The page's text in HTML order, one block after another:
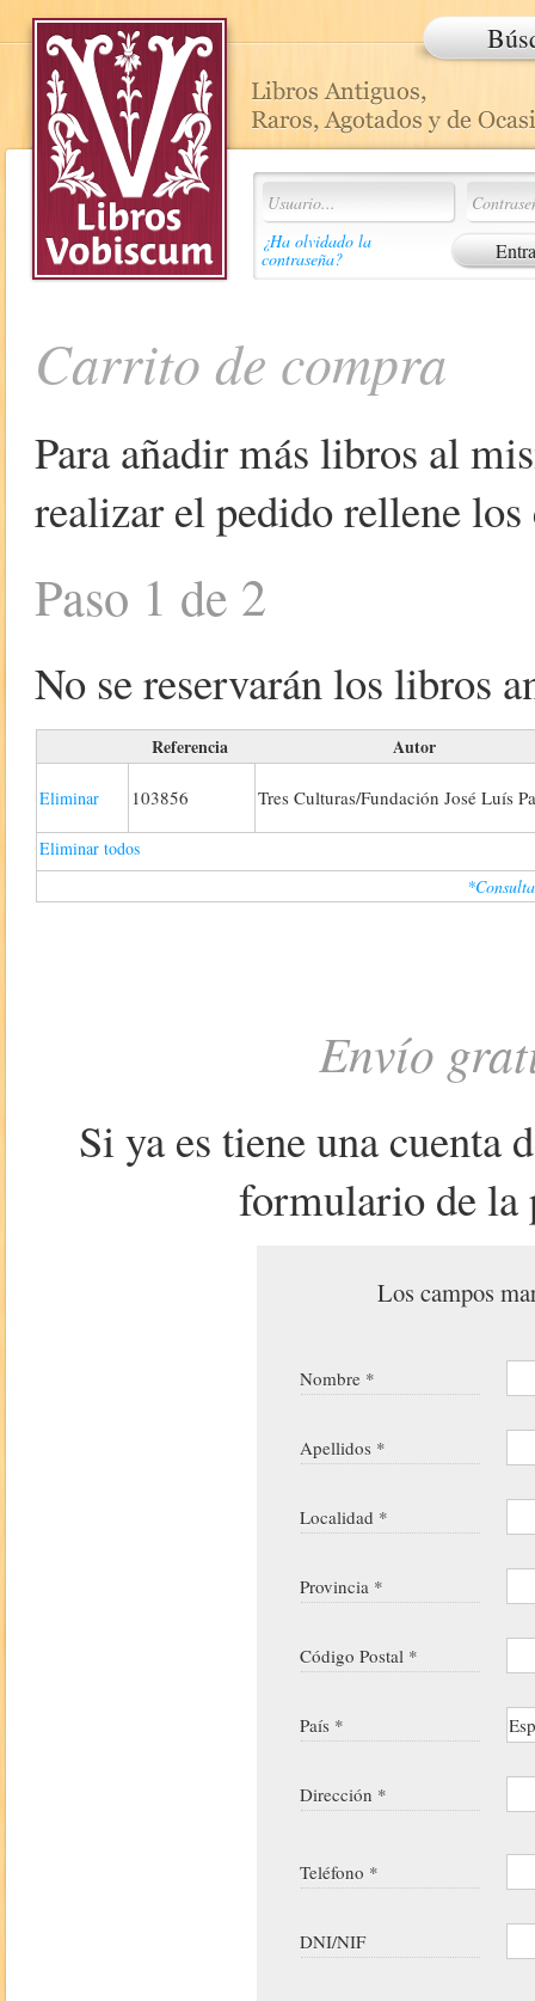
¿Ha olvidado la
contraseña?
Carrito de compra
Para añadir más libros al
realizar el pedido rellene
Paso 1 de 2
No se reservarán los libros
Referencia Autor
Eliminar 103856 Tres Culturas/Fundación José Luís
Eliminar todos
Envío
Si ya es tiene una cuenta
formulario de la
Los campos
Nombre *
Apellidos *
Localidad *
Provincia *
Código Postal *
País *
Dirección *
Teléfono *
DNI/NIF